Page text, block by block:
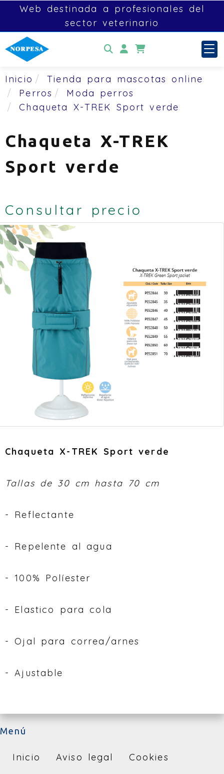
Identifícate
Web destinada a profesionales del
sector veterinario
Inicio
Tienda para mascotas online
Perros
Moda perros
Chaqueta X-TREK Sport verde
Chaqueta X-TREK
Sport verde
Consultar precio
Chaqueta X-TREK Sport verde
Tallas de 30 cm hasta 70 cm
- Reflectante
- Repelente al agua
- 100% Políester
- Elastico para cola
- Ojal para correa/arnes
- Ajustable
Menú
Inicio Aviso legal Cookies